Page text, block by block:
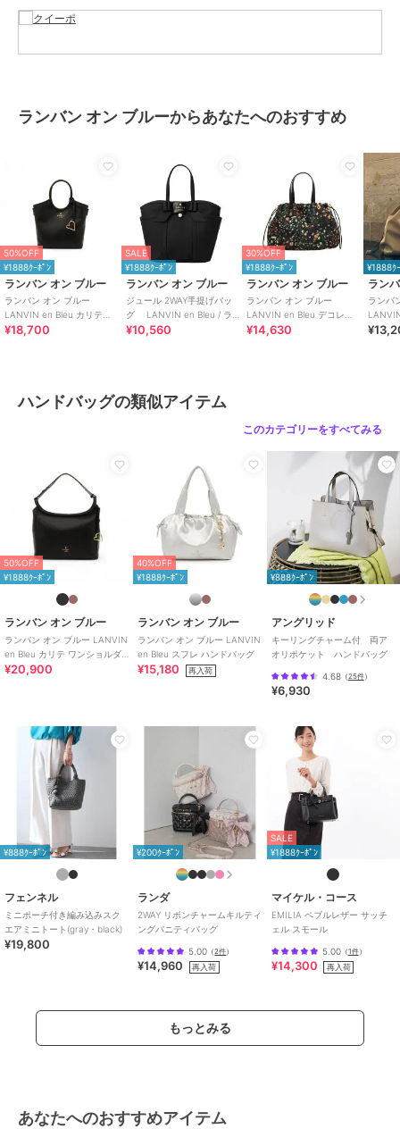
原産国 中国
ランバン オン ブルーからあなたへのおすすめ
50%OFF
¥1888ｸｰﾎﾟﾝ
ランバン オン ブルー
ランバン オン ブルー
LANVIN en Bleu カリテ
2WAYハンドバッグ
¥18,700
SALE
¥1888ｸｰﾎﾟﾝ
ランバン オン ブルー
ジュール 2WAY手提げバッ
グ LANVIN en Bleu / ラン
バンオンブルー
¥10,560
30%OFF
¥1888ｸｰﾎﾟﾝ
ランバン オン ブルー
ランバン オン ブルー
LANVIN en Bleu デコレ
2WAYハンドバッグ
¥14,630
¥1888ｸ
ラン
ランバ
2way
ハンドバッグの類似アイテム
このカテゴリーをすべてみる
50%OFF
¥1888ｸｰﾎﾟﾝ
ランバン オン ブルー
ランバン オン ブルー LANVIN
en Bleu カリテ ワンショルダ
ーバッグ
¥20,900
40%OFF
¥1888ｸｰﾎﾟﾝ
ランバン オン ブルー
ランバン オン ブルー LANVIN
en Bleu スフレ ハンドバッグ
¥15,180 再入荷
¥888ｸｰﾎﾟﾝ
アングリッド
キーリングチャーム付 両ア
オリポケット ハンドバッグ
4.68（25件）
¥6,930
¥888ｸｰﾎﾟﾝ
フェンネル
ミニポーチ付き編み込みスク
エアミニトート(gray・black)
¥19,800
¥200ｸｰﾎﾟﾝ
ランダ
2WAY リボンチャームキルティ
ングバニティバッグ
5.00 （2件）
¥14,960 再入荷
SALE
¥1888ｸｰﾎﾟﾝ
マイケル・コース
EMILIA ペブルレザー サッチ
ェル スモール
5.00（1件）
¥14,300 再入荷
もっとみる
あなたへのおすすめアイテム